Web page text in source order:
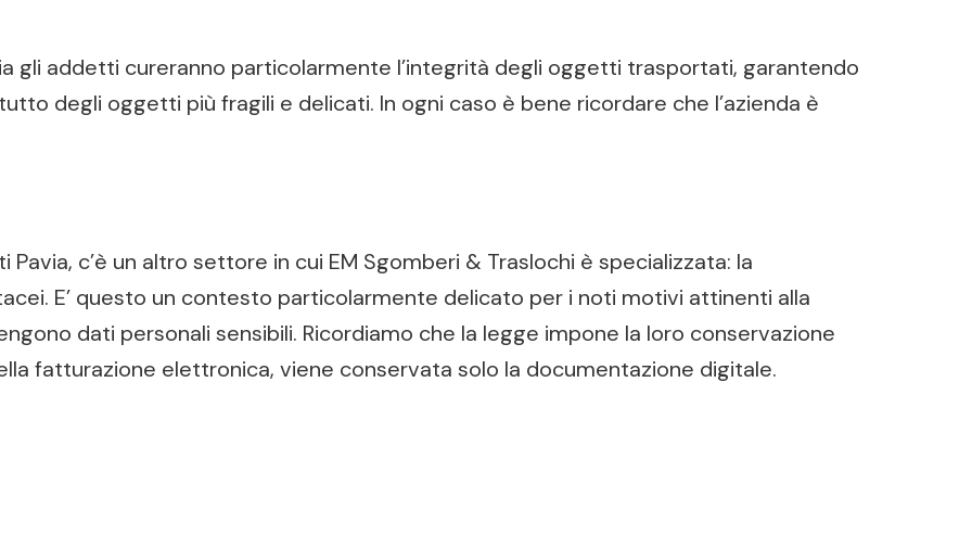
gli addetti cureranno particolarmente l’integrità degli oggetti trasportati, garantendo
degli oggetti più fragili e delicati. In ogni caso è bene ricordare che l’azienda è
c’è un altro settore in cui EM Sgomberi & Traslochi è specializzata: la
E’ questo un contesto particolarmente delicato per i noti motivi attinenti alla
dati personali sensibili. Ricordiamo che la legge impone la loro conservazione
fatturazione elettronica, viene conservata solo la documentazione digitale.